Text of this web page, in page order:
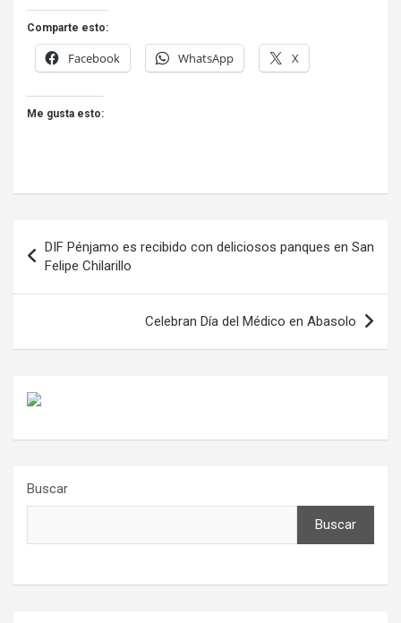
Comparte esto:
Facebook WhatsApp X
Me gusta esto:
de
entradas
DIF Pénjamo es recibido con deliciosos panques en San
Felipe Chilarillo
Celebran Día del Médico en Abasolo
Buscar
Buscar